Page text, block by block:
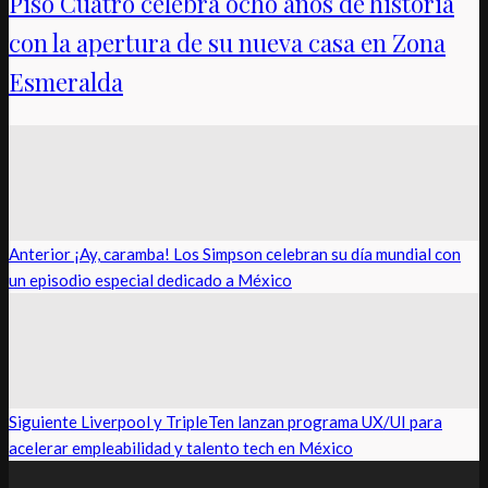
con la apertura de su nueva casa en Zona
Esmeralda
Anterior ¡Ay, caramba! Los Simpson celebran su día mundial con
un episodio especial dedicado a México
Siguiente Liverpool y TripleTen lanzan programa UX/UI para
acelerar empleabilidad y talento tech en México